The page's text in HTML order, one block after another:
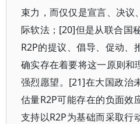
束力，而仅仅是宣言、决议
际软法；[20]但是从联合国
R2P的提议、倡导、促动、
确实存在着要将这一原则和
强烈愿望。[21]在大国政治
估量R2P可能存在的负面效
支持以R2P为基础而采取行